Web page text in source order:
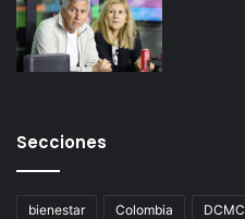
Secciones
bienestar Colombia DCMC